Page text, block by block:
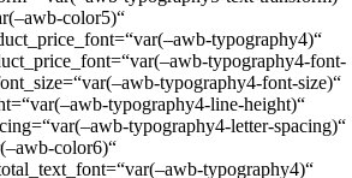
color5)“
typography4)“
typography4-font-
typography4-font-size)“
typography4-line-height)“
typography4-letter-spacing)“
color6)“
typography4)“